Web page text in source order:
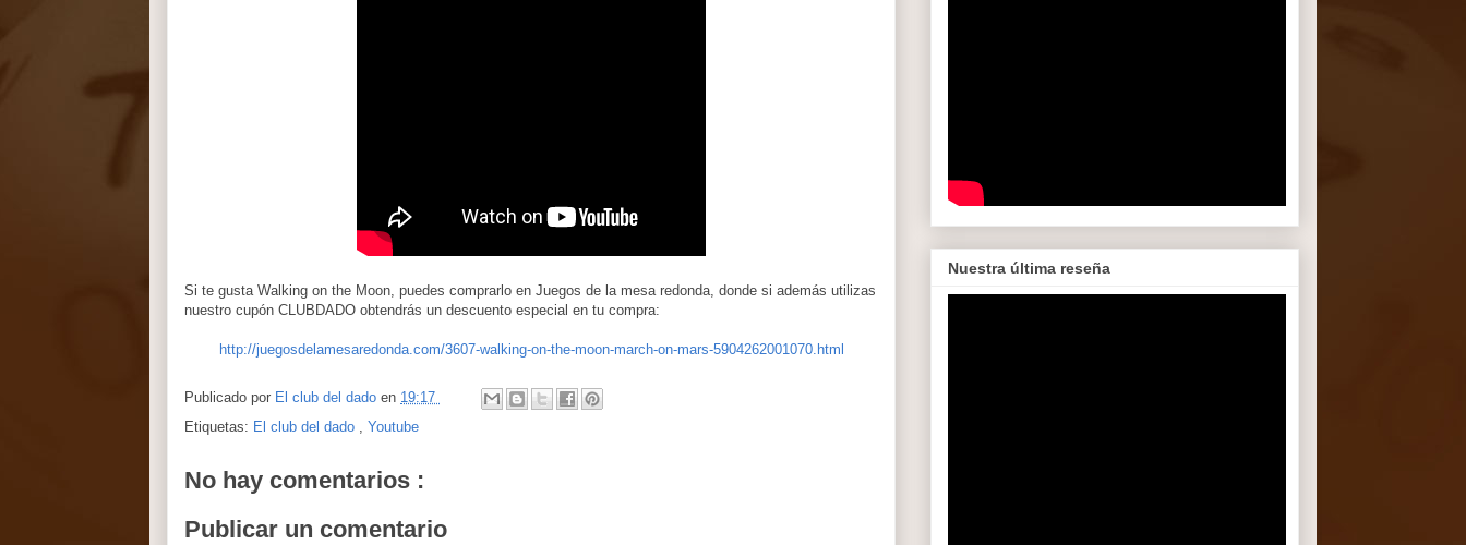
Si te gusta Walking on the Moon, puedes comprarlo en Juegos de la mesa redonda, donde si además utilizas
nuestro cupón CLUBDADO obtendrás un descuento especial en tu compra:
http://juegosdelamesaredonda.com/3607-walking-on-the-moon-march-on-mars-5904262001070.html
Publicado por El club del dado en 19:17
Etiquetas: El club del dado Youtube
No hay comentarios :
Publicar un comentario
Nuestra última reseña